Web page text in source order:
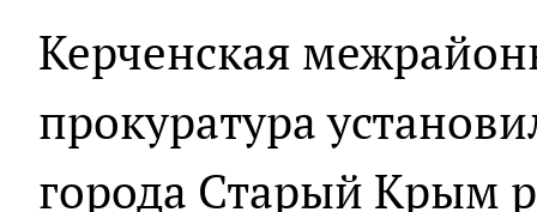
Керченская
прокуратура
города Старый Крым